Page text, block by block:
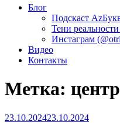
Блог
Подскаст
Тени реальности
Инстаграм
Видео
Контакты
Метка: центр
Опубликовано
23.10.202423.10.2024